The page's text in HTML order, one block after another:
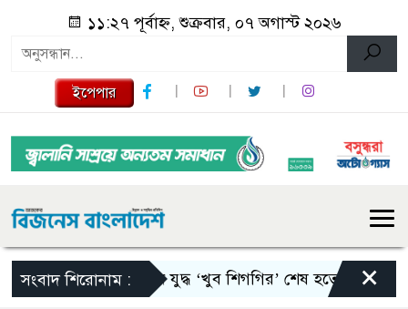
১১:২৭ পূর্বাহ্ন, শুক্রবার, ০৭ অগাস্ট ২০২৬
ইপেপার
সংবাদ শিরোনাম :ইরান যুদ্ধ ‘খুব শিগগির’ শেষ হতে পারে: ট্রাম্প×